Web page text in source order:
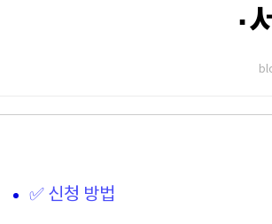
·
✅ 신청 방법